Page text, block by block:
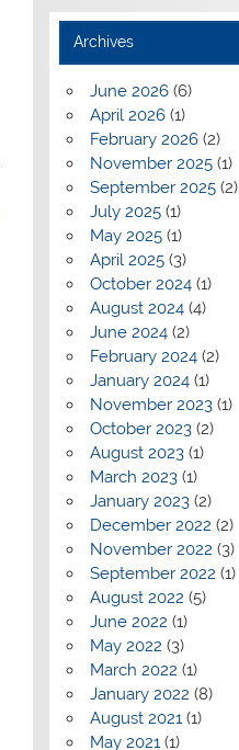
Archives
June 2026(6)
April 2026(1)
February 2026(2)
November 2025(1)
September 2025(2)
July 2025(1)
May 2025(1)
April 2025(3)
October 2024(1)
August 2024(4)
June 2024(2)
February 2024(2)
January 2024(1)
November 2023(1)
October 2023(2)
August 2023(1)
March 2023(1)
January 2023(2)
December 2022 (2)
November 2022 (3)
September 2022 (1)
August 2022 (5)
June 2022 (1)
May 2022 (3)
March 2022 (1)
January 2022 (8)
August 2021(1)
May 2021(1)